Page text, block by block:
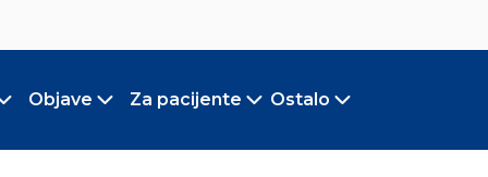
Toggle submenu
Objave
Toggle submenu
Za pacijente
Toggle submenu
Ostalo
Toggle